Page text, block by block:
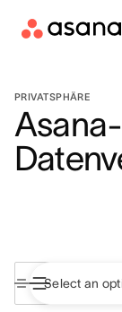
PRIVATSPHÄRE
Asana-